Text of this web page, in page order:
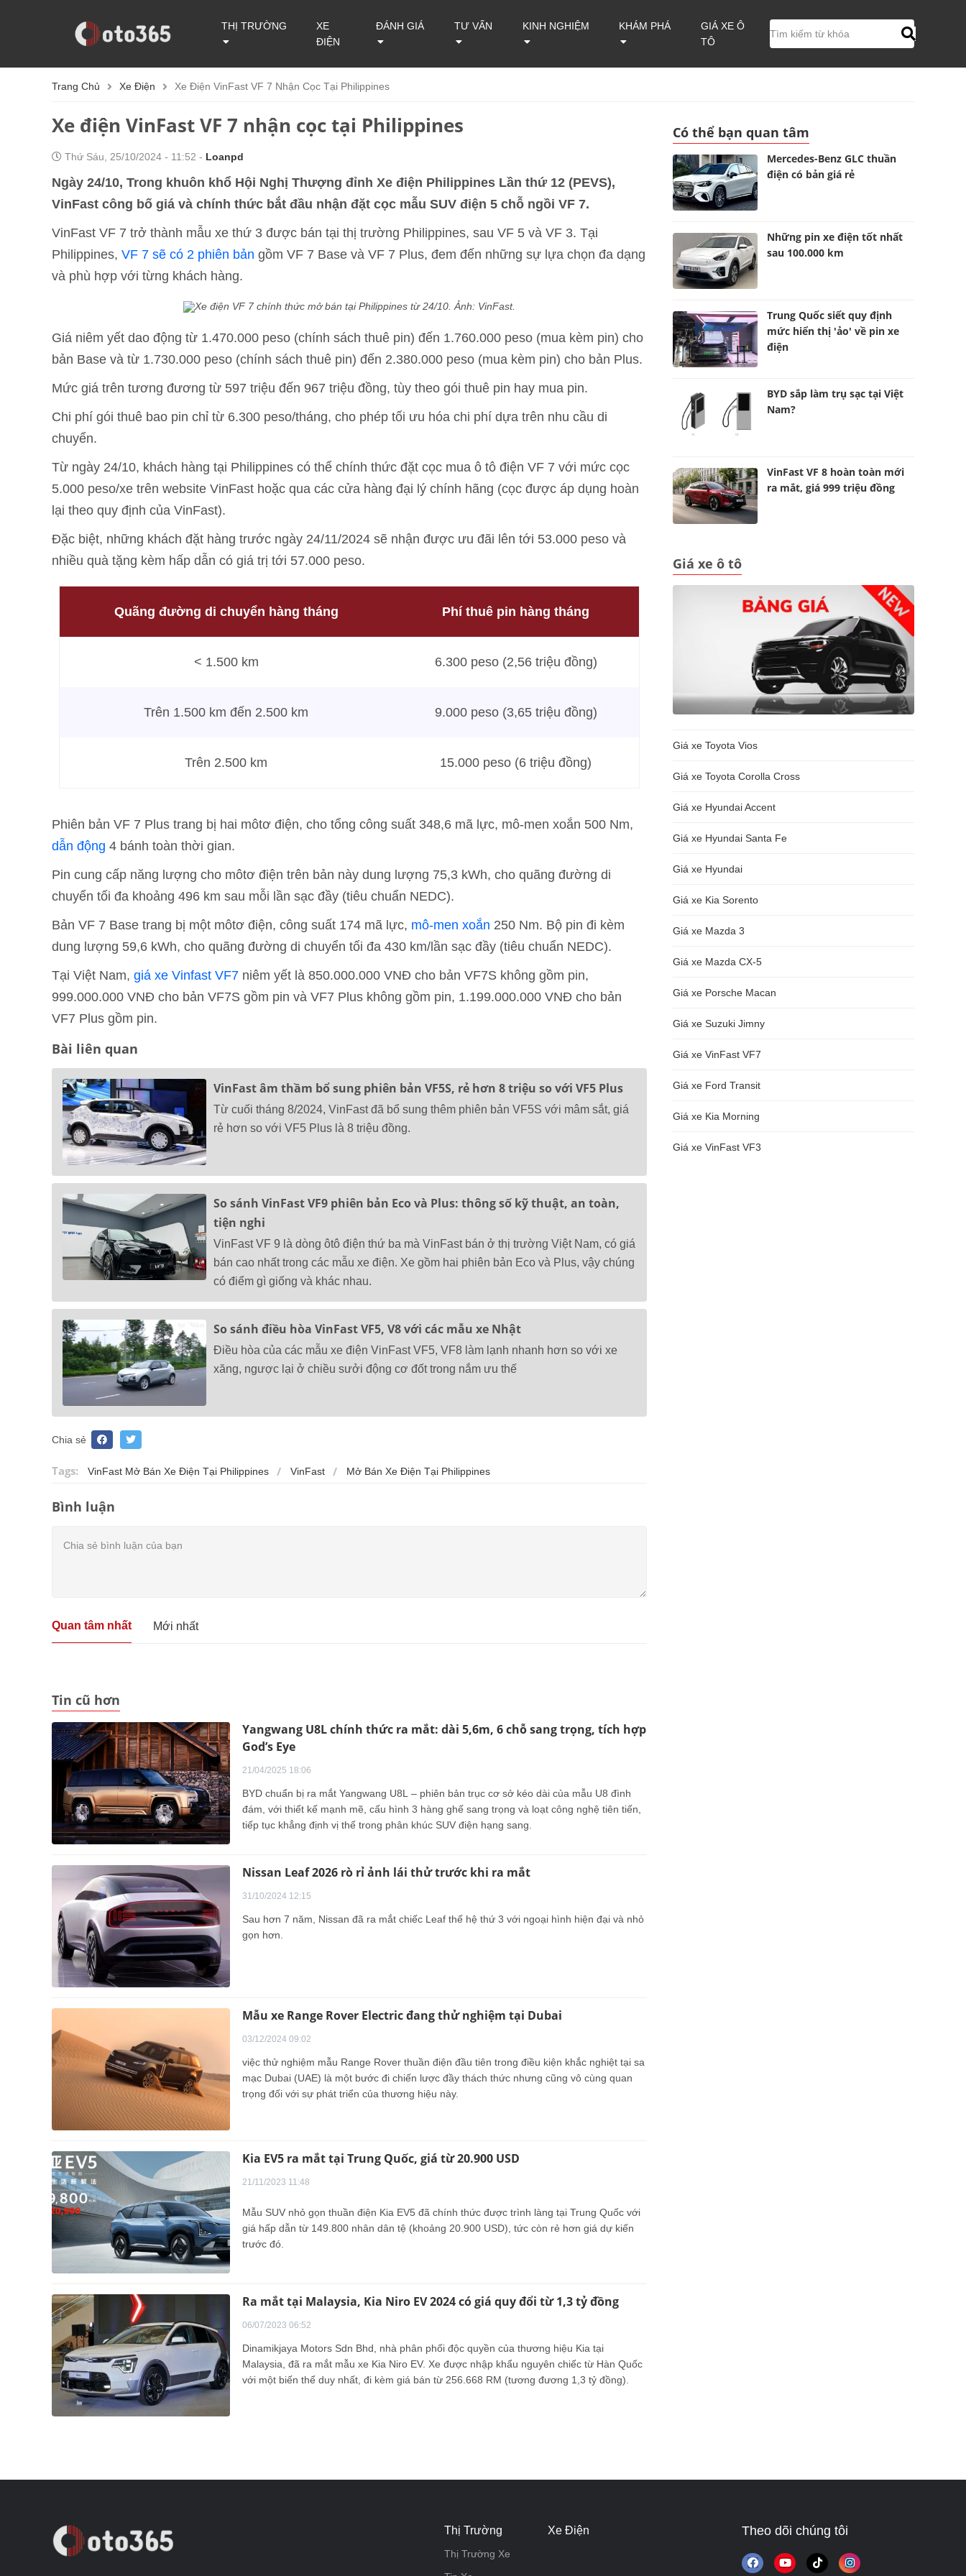
THỊ TRƯỜNG
XE
ĐIỆN
ĐÁNH GIÁ TƯ VẤN KINH NGHIỆM KHÁM PHÁ
GIÁ XE Ô
TÔ
Trang Chủ Xe Điện Xe Điện VinFast VF 7 Nhận Cọc Tại Philippines
Xe điện VinFast VF 7 nhận cọc tại Philippines
Thứ Sáu, 25/10/2024 - 11:52 - Loanpd
Ngày 24/10, Trong khuôn khổ Hội Nghị Thượng đỉnh Xe điện Philippines Lần thứ 12 (PEVS),
VinFast công bố giá và chính thức bắt đầu nhận đặt cọc mẫu SUV điện 5 chỗ ngồi VF 7.
VinFast VF 7 trở thành mẫu xe thứ 3 được bán tại thị trường Philippines, sau VF 5 và VF 3. Tại
Philippines, VF 7 sẽ có 2 phiên bản gồm VF 7 Base và VF 7 Plus, đem đến những sự lựa chọn đa dạng
và phù hợp với từng khách hàng.
Xe điện VF 7 chính thức mở bán tại Philippines từ 24/10. Ảnh: VinFast.
Giá niêm yết dao động từ 1.470.000 peso (chính sách thuê pin) đến 1.760.000 peso (mua kèm pin) cho
bản Base và từ 1.730.000 peso (chính sách thuê pin) đến 2.380.000 peso (mua kèm pin) cho bản Plus.
Mức giá trên tương đương từ 597 triệu đến 967 triệu đồng, tùy theo gói thuê pin hay mua pin.
Chi phí gói thuê bao pin chỉ từ 6.300 peso/tháng, cho phép tối ưu hóa chi phí dựa trên nhu cầu di
chuyển.
Từ ngày 24/10, khách hàng tại Philippines có thể chính thức đặt cọc mua ô tô điện VF 7 với mức cọc
5.000 peso/xe trên website VinFast hoặc qua các cửa hàng đại lý chính hãng (cọc được áp dụng hoàn
lại theo quy định của VinFast).
Đặc biệt, những khách đặt hàng trước ngày 24/11/2024 sẽ nhận được ưu đãi lên tới 53.000 peso và
nhiều quà tặng kèm hấp dẫn có giá trị tới 57.000 peso.
Quãng đường di chuyển hàng tháng Phí thuê pin hàng tháng
< 1.500 km 6.300 peso (2,56 triệu đồng)
Trên 1.500 km đến 2.500 km 9.000 peso (3,65 triệu đồng)
Trên 2.500 km 15.000 peso (6 triệu đồng)
Phiên bản VF 7 Plus trang bị hai môtơ điện, cho tổng công suất 348,6 mã lực, mô-men xoắn 500 Nm,
dẫn động 4 bánh toàn thời gian.
Pin cung cấp năng lượng cho môtơ điện trên bản này dung lượng 75,3 kWh, cho quãng đường di
chuyển tối đa khoảng 496 km sau mỗi lần sạc đầy (tiêu chuẩn NEDC).
Bản VF 7 Base trang bị một môtơ điện, công suất 174 mã lực, mô-men xoắn 250 Nm. Bộ pin đi kèm
dung lượng 59,6 kWh, cho quãng đường di chuyển tối đa 430 km/lần sạc đầy (tiêu chuẩn NEDC).
Tại Việt Nam, giá xe Vinfast VF7 niêm yết là 850.000.000 VNĐ cho bản VF7S không gồm pin,
999.000.000 VNĐ cho bản VF7S gồm pin và VF7 Plus không gồm pin, 1.199.000.000 VNĐ cho bản
VF7 Plus gồm pin.
Bài liên quan
VinFast âm thầm bổ sung phiên bản VF5S, rẻ hơn 8 triệu so với VF5 Plus
Từ cuối tháng 8/2024, VinFast đã bổ sung thêm phiên bản VF5S với mâm sắt, giá
rẻ hơn so với VF5 Plus là 8 triệu đồng.
So sánh VinFast VF9 phiên bản Eco và Plus: thông số kỹ thuật, an toàn,
tiện nghi
VinFast VF 9 là dòng ôtô điện thứ ba mà VinFast bán ở thị trường Việt Nam, có giá
bán cao nhất trong các mẫu xe điện. Xe gồm hai phiên bản Eco và Plus, vậy chúng
có điểm gì giống và khác nhau.
So sánh điều hòa VinFast VF5, V8 với các mẫu xe Nhật
Điều hòa của các mẫu xe điện VinFast VF5, VF8 làm lạnh nhanh hơn so với xe
xăng, ngược lại ở chiều sưởi động cơ đốt trong nắm ưu thế
Chia sẻ
Tags: VinFast Mở Bán Xe Điện Tại Philippines VinFast Mở Bán Xe Điện Tại Philippines
Bình luận
Quan tâm nhất Mới nhất
Tin cũ hơn
Yangwang U8L chính thức ra mắt: dài 5,6m, 6 chỗ sang trọng, tích hợp
God’s Eye
21/04/2025 18:06
BYD chuẩn bị ra mắt Yangwang U8L – phiên bản trục cơ sở kéo dài của mẫu U8 đình
đám, với thiết kế mạnh mẽ, cấu hình 3 hàng ghế sang trọng và loạt công nghệ tiên tiến,
tiếp tục khẳng định vị thế trong phân khúc SUV điện hạng sang.
Nissan Leaf 2026 rò rỉ ảnh lái thử trước khi ra mắt
31/10/2024 12:15
Sau hơn 7 năm, Nissan đã ra mắt chiếc Leaf thế hệ thứ 3 với ngoại hình hiện đại và nhỏ
gọn hơn.
Mẫu xe Range Rover Electric đang thử nghiệm tại Dubai
03/12/2024 09:02
việc thử nghiệm mẫu Range Rover thuần điện đầu tiên trong điều kiện khắc nghiệt tại sa
mạc Dubai (UAE) là một bước đi chiến lược đầy thách thức nhưng cũng vô cùng quan
trọng đối với sự phát triển của thương hiệu này.
Kia EV5 ra mắt tại Trung Quốc, giá từ 20.900 USD
21/11/2023 11:48
Mẫu SUV nhỏ gọn thuần điện Kia EV5 đã chính thức được trình làng tại Trung Quốc với
giá hấp dẫn từ 149.800 nhân dân tệ (khoảng 20.900 USD), tức còn rẻ hơn giá dự kiến
trước đó.
Ra mắt tại Malaysia, Kia Niro EV 2024 có giá quy đổi từ 1,3 tỷ đồng
06/07/2023 06:52
Dinamikjaya Motors Sdn Bhd, nhà phân phối độc quyền của thương hiệu Kia tại
Malaysia, đã ra mắt mẫu xe Kia Niro EV. Xe được nhập khẩu nguyên chiếc từ Hàn Quốc
với một biến thể duy nhất, đi kèm giá bán từ 256.668 RM (tương đương 1,3 tỷ đồng).
Có thể bạn quan tâm
Mercedes-Benz GLC thuần
điện có bản giá rẻ
Những pin xe điện tốt nhất
sau 100.000 km
Trung Quốc siết quy định
mức hiển thị 'ảo' về pin xe
điện
BYD sắp làm trụ sạc tại Việt
Nam?
VinFast VF 8 hoàn toàn mới
ra mắt, giá 999 triệu đồng
Giá xe ô tô
Giá xe Toyota Vios
Giá xe Toyota Corolla Cross
Giá xe Hyundai Accent
Giá xe Hyundai Santa Fe
Giá xe Hyundai
Giá xe Kia Sorento
Giá xe Mazda 3
Giá xe Mazda CX-5
Giá xe Porsche Macan
Giá xe Suzuki Jimny
Giá xe VinFast VF7
Giá xe Ford Transit
Giá xe Kia Morning
Giá xe VinFast VF3
Thị Trường
Thị Trường Xe
Xe Điện Theo dõi chúng tôi